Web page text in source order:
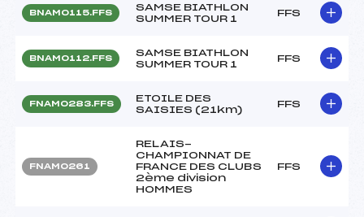
BNAM0115.FFS
SAMSE BIATHLON
SUMMER TOUR 1
FFS
BNAM0112.FFS
SAMSE BIATHLON
SUMMER TOUR 1
FFS
FNAM0283.FFS
ETOILE DES
SAISIES (21km)
FFS
FNAM0261
RELAIS-
CHAMPIONNAT DE
FRANCE DES CLUBS
2ème division
HOMMES
FFS